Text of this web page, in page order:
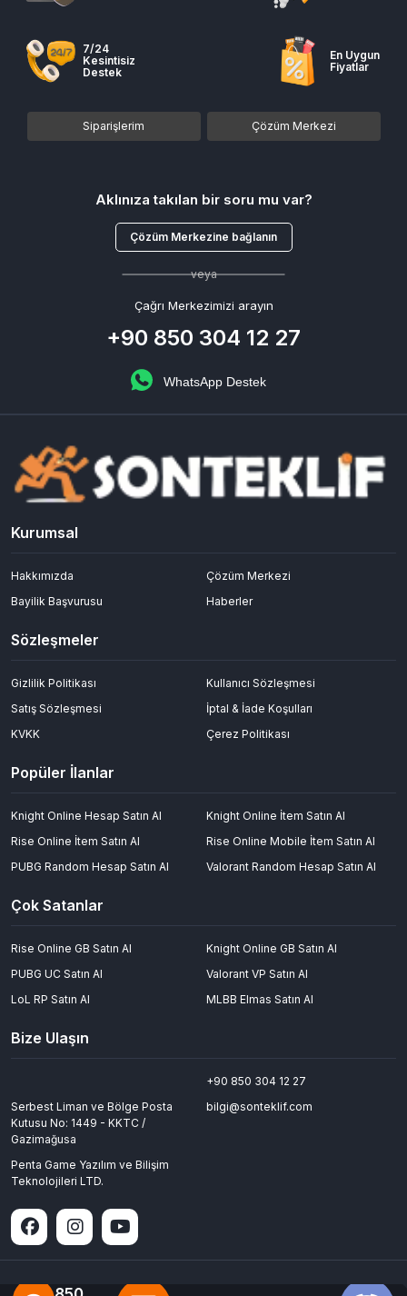
gerçekleştirebilmesi için gelişmiş bir pazar yapısı sunar.
ihtiyaçlarına uygun en iyi seçeneği değerlendirebilir. Bu sistem
sayesinde epin satın al işlemleri daha şeffaf ve güvenilir hale gelir.
Valorant, PUBG Mobile, Rise Online ve Knight Online Epin Satın
Al
Sonteklif, popüler oyunlara ait epin ve dijital ürünleri tek bir
Online oyuncuları da oyun içi ihtiyaçlarına uygun ürünleri güvenle
Valorant VP satın al
sağlayabilirsiniz.
Rise Online GB satın alarak karakterinizi hızlıca güçlendirebilirsiniz.
Tüm bu ürünler için ucuz epin satın alişlemleri hızlı, pratik ve
güvenli şekilde tamamlanır.
Hızlı Epin Satın Al, Kolay Kullan ve Mobil Uyum Avantajı
sürecini minimum sürede tamamlamanızı sağlar. Kullanıcı dostu
arayüzü ile herkes kolayca işlem yapabilir.
Mobil uyumlu tasarımı sayesinde kullanıcılar telefon veya tablet
üzerinden epin satın al işlemlerini rahatlıkla gerçekleştirebilir.
Hızlı teslimat avantajı
Mobil uyumlu sistem
7/24 erişim ve destek imkanı
Sonteklif, oyuncu pazarı yapısıyla yüzlerce farklı ürünü ve satıcıyı
bir araya getirir. Kullanıcılar epin satın alırken farklı seçenekleri
Epin, oyun hesapları, itemler ve diğer dijital ürünler geniş bir
kategori yapısı içerisinde sunularak kullanıcıya maksimum esneklik
En uygun fiyatlarla epin satın alma fırsatı
7/24 hızlı ve güvenli teslimat
Popüler oyunlar için geniş ürün yelpazesi
Kolay kullanım ve hızlı işlem deneyimi
Dijital Ürün ve Epin Satın Almak İçin Doğru Adres
Dijital ürün veepin satın al
işlemlerinde güvenli, hızlı ve kullanıcı
odaklı bir platform arıyorsanız Sonteklif doğru adrestir.
avantajlarını tek platformda deneyimle.
👉Hemen epin satın al, en uygun fiyatlar ve hızlı teslimat
avantajıyla güvenli alışverişe şimdi başla.
7/24
Kesintisiz
Destek
En Uygun
Fiyatlar
Siparişlerim Çözüm Merkezi
Aklınıza takılan bir soru mu var?
Çözüm Merkezine bağlanın
veya
Çağrı Merkezimizi arayın
+90 850 304 12 27
WhatsApp Destek
Kurumsal
Hakkımızda
Çözüm Merkezi
Bayilik Başvurusu
Haberler
Sözleşmeler
Gizlilik Politikası
Kullanıcı Sözleşmesi
Satış Sözleşmesi
İptal & İade Koşulları
KVKK
Çerez Politikası
Popüler İlanlar
Knight Online Hesap Satın Al
Knight Online İtem Satın Al
Rise Online İtem Satın Al
Rise Online Mobile İtem Satın Al
PUBG Random Hesap Satın Al
Valorant Random Hesap Satın Al
Çok Satanlar
Rise Online GB Satın Al
Knight Online GB Satın Al
PUBG UC Satın Al
Valorant VP Satın Al
LoL RP Satın Al
MLBB Elmas Satın Al
Bize Ulaşın
+90 850 304 12 27
Serbest Liman ve Bölge Posta
Kutusu No: 1449 - KKTC /
Gazimağusa
bilgi@sonteklif.com
Penta Game Yazılım ve Bilişim
Teknolojileri LTD.